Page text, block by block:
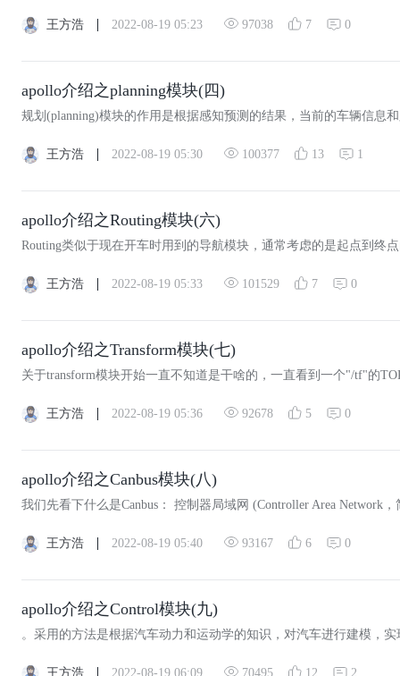
王方浩 2022-08-19 05:23 97038 7 0
apollo介绍之planning模块(四)
王方浩 2022-08-19 05:30 100377 13 1
apollo介绍之Routing模块(六)
王方浩 2022-08-19 05:33 101529 7 0
apollo介绍之Transform模块(七)
王方浩 2022-08-19 05:36 92678 5 0
apollo介绍之Canbus模块(八)
王方浩 2022-08-19 05:40 93167 6 0
apollo介绍之Control模块(九)
王方浩 2022-08-19 06:09 70495 2